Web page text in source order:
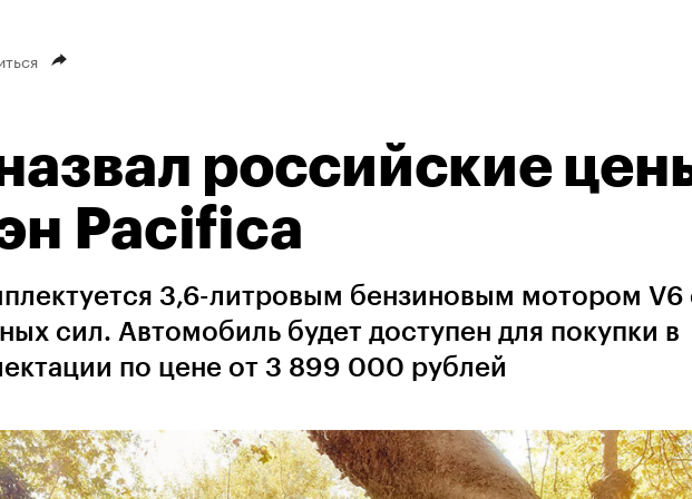
российские
Pacifica
3,6-литровым бензиновым мотором V6
сил. Автомобиль будет доступен для покупки в
по цене от 3 899 000 рублей